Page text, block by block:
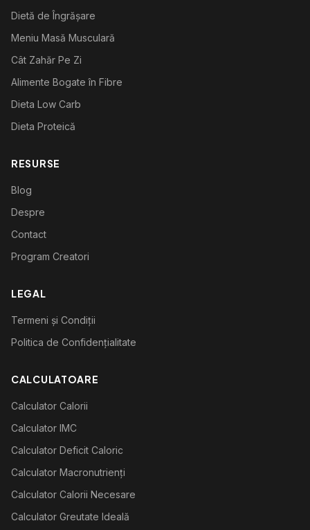
Dietă de Îngrășare
Meniu Masă Musculară
Cât Zahăr Pe Zi
Alimente Bogate în Fibre
Dieta Low Carb
Dieta Proteică
RESURSE
Blog
Despre
Contact
Program Creatori
LEGAL
Termeni și Condiții
Politica de Confidențialitate
CALCULATOARE
Calculator Calorii
Calculator IMC
Calculator Deficit Caloric
Calculator Macronutrienți
Calculator Calorii Necesare
Calculator Greutate Ideală